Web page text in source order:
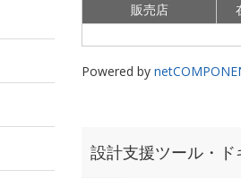
販売店
Powered by
設計支援ツール・ド